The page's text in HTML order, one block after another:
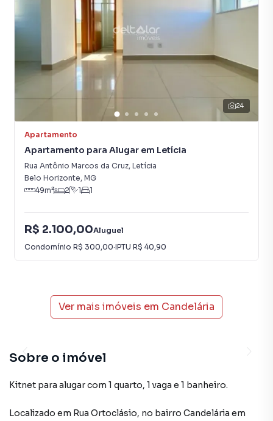
24
Apartamento
Apartamento para Alugar em Letícia
Rua Antônio Marcos da Cruz, Letícia
Belo Horizonte, MG
49m² 2 1 1
R$ 2.100,00Aluguel
Condomínio R$ 300,00·IPTU R$ 40,90
Ver mais imóveis em Candelária
Sobre o imóvel
Kitnet para alugar com 1 quarto, 1 vaga e 1 banheiro.
Localizado em Rua Ortoclásio, no bairro Candelária em